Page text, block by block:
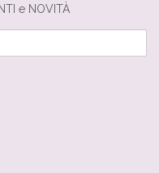
e NOVITÀ